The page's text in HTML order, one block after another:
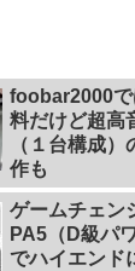
foobar2000
料だけど超高
（１台構成
作も
ゲームチェン
PA5（D級パ
でハイエンド